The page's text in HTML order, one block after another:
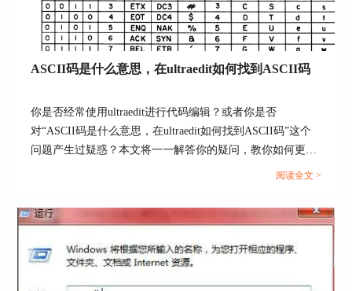
图6。
图6：连接成功
使用UltraEdit的SSH控制台连接服务器，可以让我
们可以在编辑文档的过程中轻松调取服务器资料，
中文官网。
署名：zack
ASCII码是什么意思，在ultraedit如何找到ASCII码
你是否经常使用ultraedit进行代码编辑？或者你是否
对“ASCII码是什么意思，在ultraedit如何找到ASCII码”这个
问题产生过疑惑？本文将一一解答你的疑问，教你如何更高
阅读全文 >